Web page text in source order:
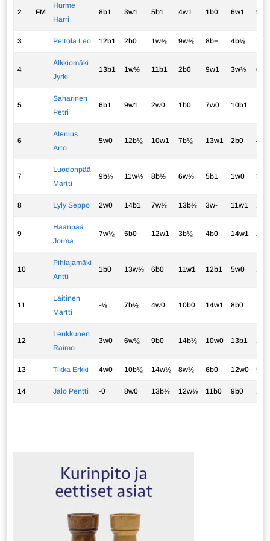
2 FM
Hurme
Harri
8b1 3w1 5b1 4w1 1b0 6w1 9b1
3 Peltola Leo 12b1 2b0 1w½ 9w½ 8b+ 4b½
4
Alkkiomäki
Jyrki
13b1 1w½ 11b1 2b0 9w1 3w½ 6b0
5
Saharinen
Petri
6b1 9w1 2w0 1b0 7w0 10b1
6
Alenius
Arto
5w0 12b½ 10w1 7b½ 13w1 2b0 4w1
7
Luodonpää
Martti
9b½ 11w½ 8b½ 6w½ 5b1 1w0 3b½
8 Lyly Seppo 2w0 14b1 7w½ 13b½ 3w- 11w1 1b0
9
Haanpää
Jorma
7w½ 5b0 12w1 3b½ 4b0 14w1 2w0
10
Pihlajamäki
Antti
1b0 13w½ 6b0 11w1 12b1 5w0
11
Laitinen
Martti
-½ 7b½ 4w0 10b0 14w1 8b0
12
Leukkunen
Raimo
3w0 6w½ 9b0 14b½ 10w0 13b1
13 Tikka Erkki 4w0 10b½ 14w½ 8w½ 6b0 12w0 5b0
14 Jalo Pentti -0 8w0 13b½ 12w½ 11b0 9b0